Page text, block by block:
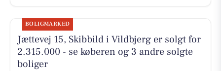
BOLIGMARKED
Jættevej 15, Skibbild i Vildbjerg er solgt for
2.315.000 - se køberen og 3 andre solgte
boliger